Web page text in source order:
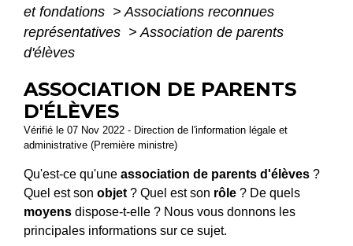
et fondations > Associations reconnues
représentatives > Association de parents
d'élèves
ASSOCIATION DE PARENTS
D'ÉLÈVES
Vérifié le 07 Nov 2022 - Direction de l'information légale et
administrative (Première ministre)
Qu'est-ce qu'une association de parents d'élèves ?
Quel est son objet ? Quel est son rôle ? De quels
moyens dispose-t-elle ? Nous vous donnons les
principales informations sur ce sujet.